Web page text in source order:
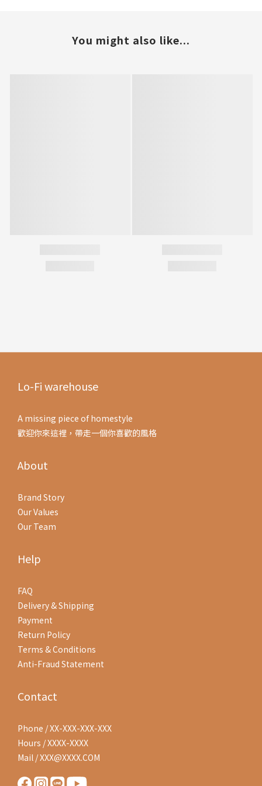
You might also like...
Lo-Fi warehouse
A missing piece of homestyle
歡迎你來這裡，帶走一個你喜歡的風格
About
Brand Story
Our Values
Our Team
Help
FAQ
Delivery & Shipping
Payment
Return Policy
Terms & Conditions
Anti-Fraud Statement
Contact
Phone / XX-XXX-XXX-XXX
Hours / XXXX-XXXX
Mail / XXX@XXXX.COM